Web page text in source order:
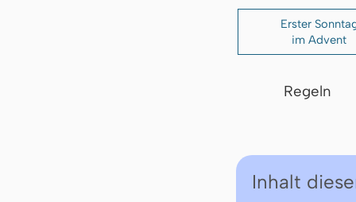
Erster
im Advent
Regeln
Inhalt